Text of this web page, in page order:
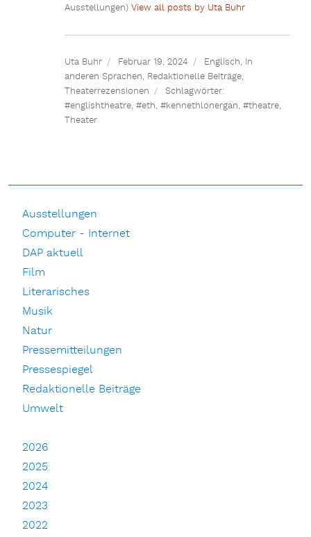
Ausstellungen)View all posts by Uta Buhr
Uta Buhr Februar 19, 2024 Englisch, In
anderen Sprachen, Redaktionelle Beiträge,
Theaterrezensionen
Schlagwörter:
#englishtheatre,#eth,#kennethlonergan,#theatre,
Theater
Ausstellungen
Computer - Internet
DAP aktuell
Film
Literarisches
Musik
Natur
Pressemitteilungen
Pressespiegel
Redaktionelle Beiträge
Umwelt
2026
2025
2024
2023
2022